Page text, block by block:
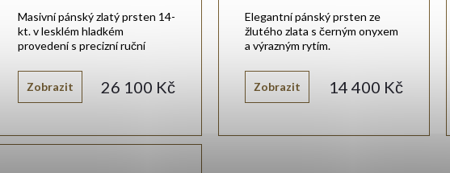
26 100 Kč
Zobrazit
Masivní pánský zlatý prsten 14-
kt. v lesklém hladkém
provedení s precizní ruční
14 400 Kč
Zobrazit
Elegantní pánský prsten ze
žlutého zlata s černým onyxem
a výrazným rytím.